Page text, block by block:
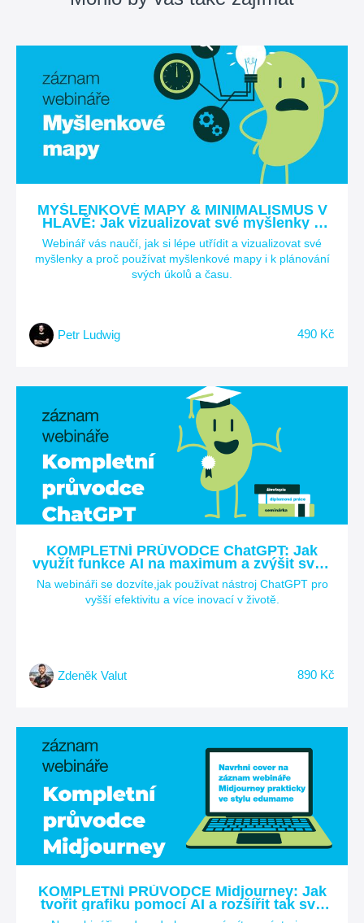
MYŠLENKOVÉ MAPY & MINIMALISMUS V
HLAVĚ: Jak vizualizovat své myšlenky a
udělat si tak v mysli větší pořádek?
Webinář vás naučí, jak si lépe utřídit a vizualizovat své
myšlenky a proč používat myšlenkové mapy i k plánování
svých úkolů a času.
Petr Ludwig 490 Kč
KOMPLETNÍ PRŮVODCE ChatGPT: Jak
využít funkce AI na maximum a zvýšit svoji
hodnotu na trhu práce?
Na webináři se dozvíte,jak používat nástroj ChatGPT pro
vyšší efektivitu a více inovací v životě.
Zdeněk Valut 890 Kč
KOMPLETNÍ PRŮVODCE Midjourney: Jak
tvořit grafiku pomocí AI a rozšířit tak své
kreativní dovednosti?